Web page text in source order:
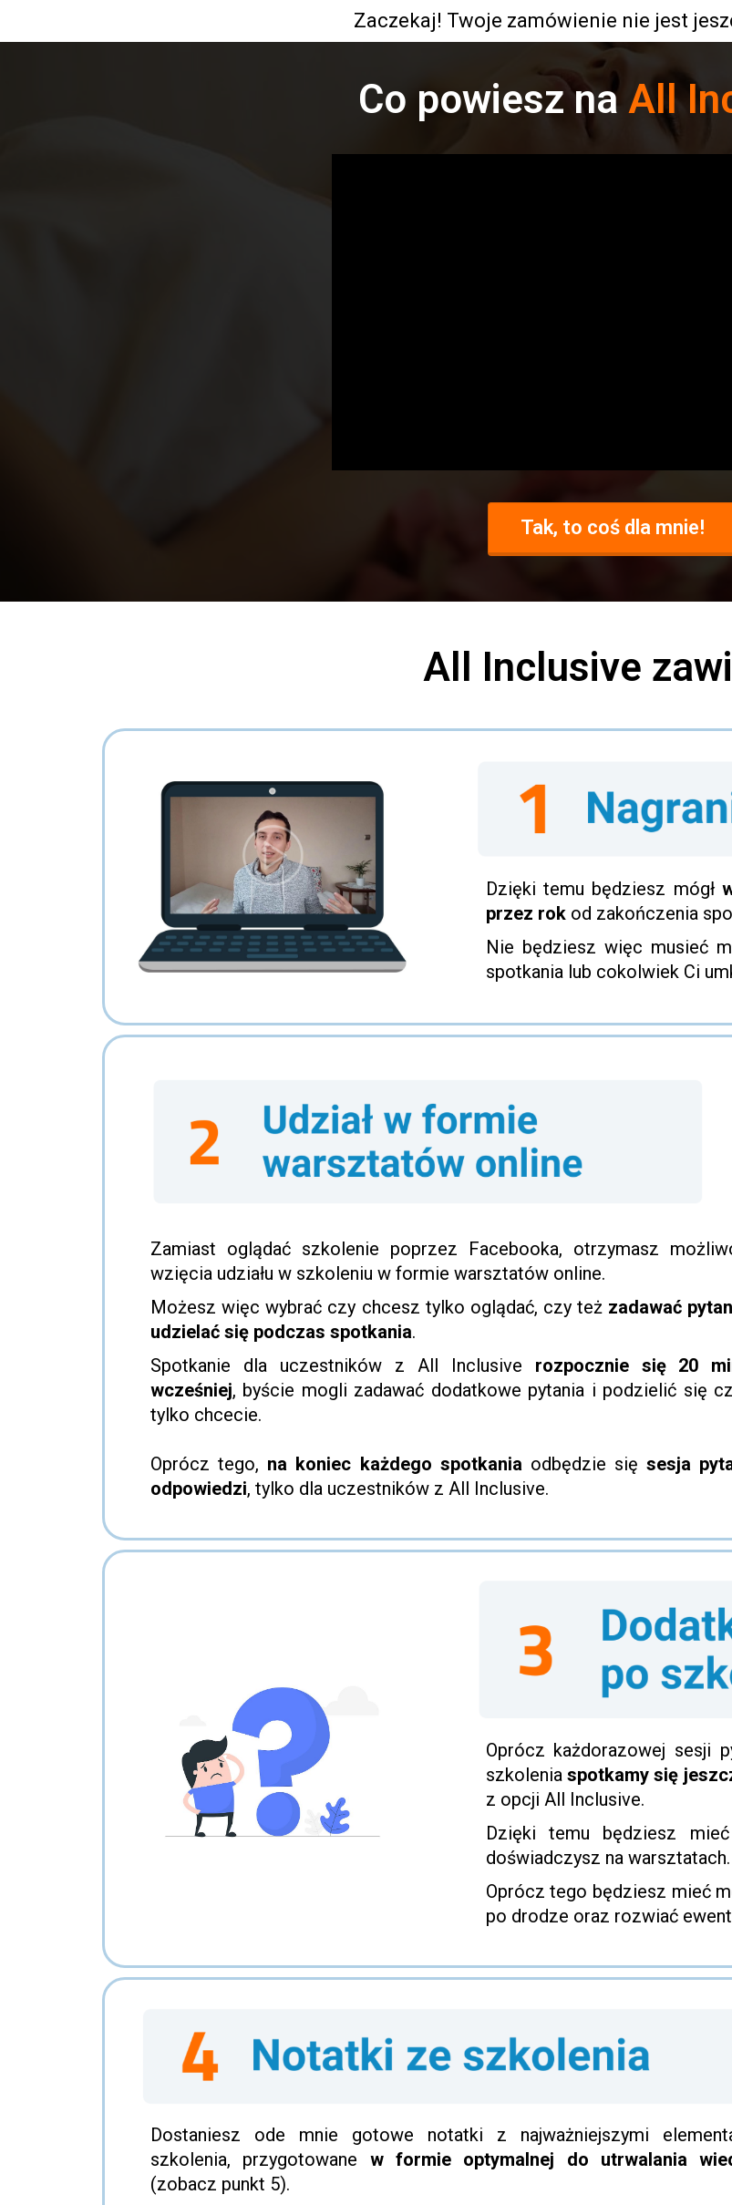
Zaczekaj! Twoje zamówienie nie jest
Co powiesz naAll
Tak, to coś dla mnie!
All Inclusive
Dzięki temu będziesz mógł
przez rokod zakończenia
Nie będziesz więc musieć
spotkania lub cokolwiek Ci
Zamiast oglądać szkolenie poprzez Facebooka, otrzymasz
wzięcia udziału w szkoleniu w formie warsztatów online.
Możesz więc wybrać czy chcesz tylko oglądać, czy też zadawać
udzielać się podczas spotkania.
Spotkanie dla uczestników z All Inclusive rozpocznie się 20
wcześniej, byście mogli zadawać dodatkowe pytania i podzielić się
tylko chcecie.
Oprócz tego, na koniec każdego spotkania odbędzie sięsesja
odpowiedzi, tylko dla uczestników z All Inclusive.
Oprócz każdorazowej sesji
szkoleniaspotkamy się
z opcji All Inclusive.
Dzięki temu będziesz
doświadczysz na warsztatach.
Oprócz tego będziesz mieć
po drodze oraz rozwiać
Dostaniesz ode mnie gotowe notatki z najważniejszymi
szkolenia, przygotowane w formie optymalnej do utrwalania
(zobacz punkt 5).